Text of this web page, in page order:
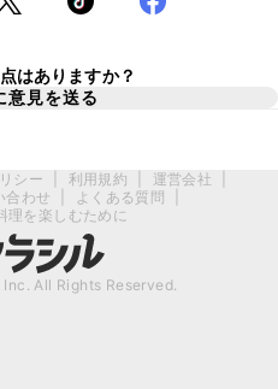
はありますか？
意見を送る
シー 利用規約 運営会社
合わせ
よくある質問
理を楽しむために
All Rights Reserved.